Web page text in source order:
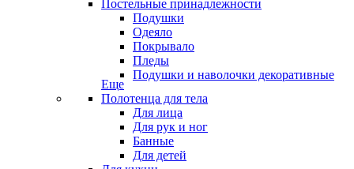
Постельные принадлежности
Подушки
Одеяло
Покрывало
Пледы
Подушки и наволочки декоративные
Еще
Полотенца для тела
Для лица
Для рук и ног
Банные
Для детей